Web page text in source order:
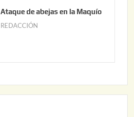
Ataque de abejas en la Maquío
REDACCIÓN
o
2